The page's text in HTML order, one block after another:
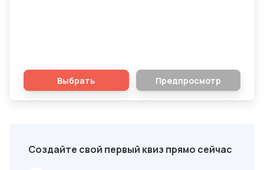
Выбрать Предпросмотр
Создайте свой первый квиз прямо сейчас